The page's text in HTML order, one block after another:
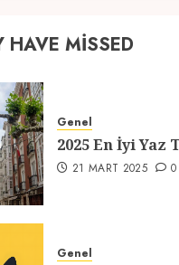
21 MART 2025
Üzerine Etkisi
HAVE MISSED
Genel
2025 En İyi
21 MART 2025 0
Genel